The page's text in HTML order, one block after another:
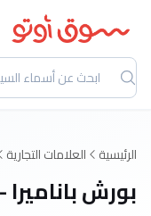
الرئيسية العلامات التجارية
بورش